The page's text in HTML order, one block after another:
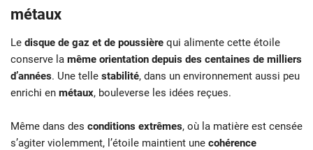
métaux
Le disque de gaz et de poussière qui alimente cette étoile
conserve la même orientation depuis des centaines de milliers
d’années. Une telle stabilité, dans un environnement aussi peu
enrichi en métaux, bouleverse les idées reçues.
Même dans des conditions extrêmes, où la matière est censée
s’agiter violemment, l’étoile maintient une cohérence